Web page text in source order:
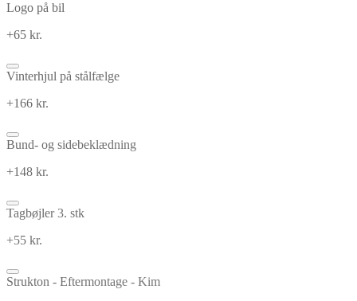
Logo på bil
+65 kr.
Vinterhjul på stålfælge
+166 kr.
Bund- og sidebeklædning
+148 kr.
Tagbøjler 3. stk
+55 kr.
Strukton - Eftermontage - Kim